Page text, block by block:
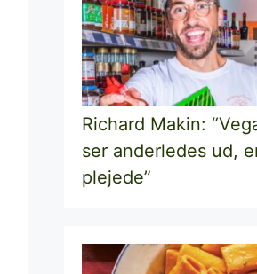
Richard Makin:
ser anderledes ud,
plejede”